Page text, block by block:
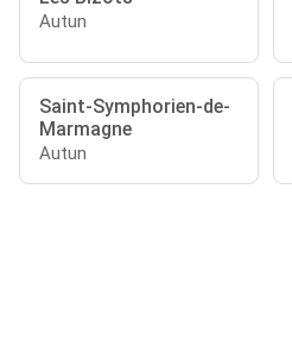
Autun
Saint-Symphorien-de-
Marmagne
Autun